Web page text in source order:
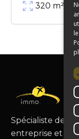
320 m²
Spécialiste de la
entreprise et